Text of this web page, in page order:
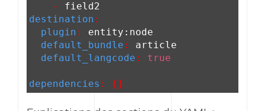
-
field2
destination :
plugin :
entity:node
default_bundle :
article
default_langcode : true
dependencies : {}